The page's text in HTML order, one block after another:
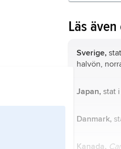
Läs även
Sverige,
halvön,
Japan, stat
Danmark,
Kanada,